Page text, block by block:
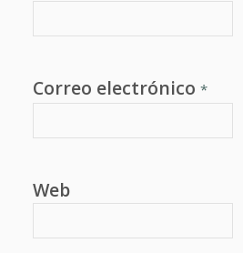
Correo electrónico *
Web